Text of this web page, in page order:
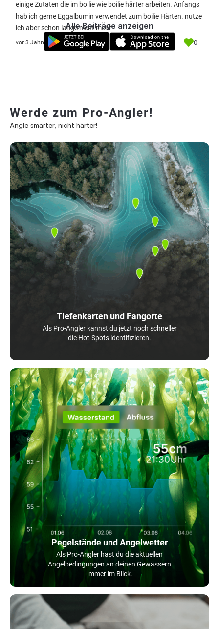
einige Zutaten die im boilie wie boilie härter arbeiten. Anfangs
hab ich gerne Eggalbumin verwendet zum boilie Härten. nutze
ich aber schon lange nicht mehr
vor 3 Jahre 0
Alle Beiträge anzeigen
Werde zum Pro-Angler!
Angle smarter, nicht härter!
Tiefenkarten und Fangorte
Als Pro-Angler kannst du jetzt noch schneller
die Hot-Spots identifizieren.
Pegelstände und Angelwetter
Als Pro-Angler hast du die aktuellen
Angelbedingungen an deinen Gewässern
immer im Blick.